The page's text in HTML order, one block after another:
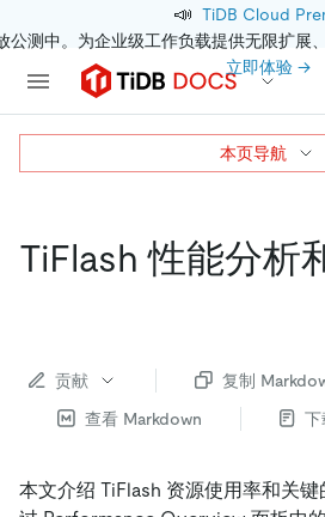
📣 TiDB Cloud
公测中。为企业级工作负载提供无限扩展
立即体验 →
TiFlash 性能分析
贡献
复制
查看 Markdown
下
本文介绍 TiFlash 资源使用率和关
本页导航